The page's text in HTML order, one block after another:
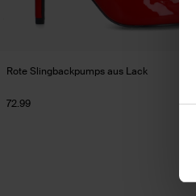
Rote Slingbackpumps aus Lack
72.99